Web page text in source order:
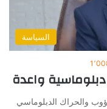
السياسة
واعدة
والحراك الدبلوماسي